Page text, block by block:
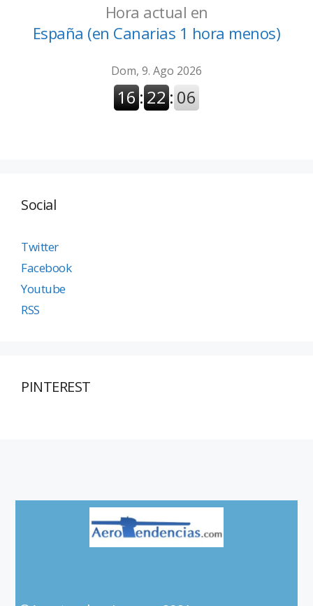
Hora actual en
España (en Canarias 1 hora menos)
Social
Twitter
Facebook
Youtube
RSS
PINTEREST